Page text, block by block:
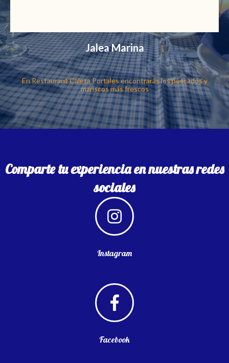
Jalea Marina
En Restaurant Caleta Portales encontrarás los pescados y
mariscos más frescos
Comparte tu experiencia en nuestras redes
sociales
Instagram
Facebook